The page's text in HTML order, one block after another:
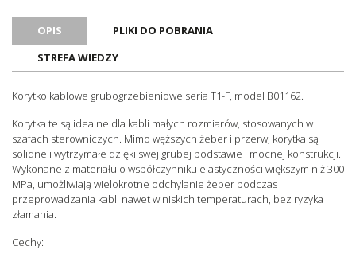
Z pokrywą
Samogasnące
Tak
Bezhalogenowe
Certyfikat UL
Certyfikat RoHS
Tak
Ilość sztuk w opakowaniu
12
Jednostka sprzedażowa
Sztuki
OPIS
PLIKI DO POBRANIA
STREFA WIEDZY
Korytko kablowe grubogrzebieniowe seria T1-F, model B01162.
Korytka te są idealne dla kabli małych rozmiarów, stosowanych w
szafach sterowniczych. Mimo węższych żeber i przerw, korytka są
solidne i wytrzymałe dzięki swej grubej podstawie i mocnej konstrukcji.
Wykonane z materiału o współczynniku elastyczności większym niż 300
MPa, umożliwiają wielokrotne odchylanie żeber podczas
przeprowadzania kabli nawet w niskich temperaturach, bez ryzyka
złamania.
Cechy: